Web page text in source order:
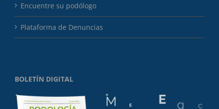
Encuentre su podólogo
Plataforma de Denuncias
BOLETÍN DIGITAL